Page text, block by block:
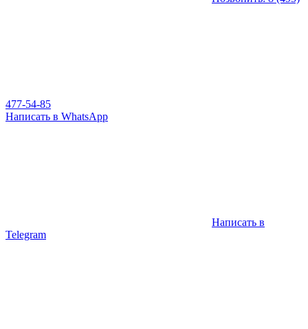
477-54-85
Написать в WhatsApp
Написать в
Telegram